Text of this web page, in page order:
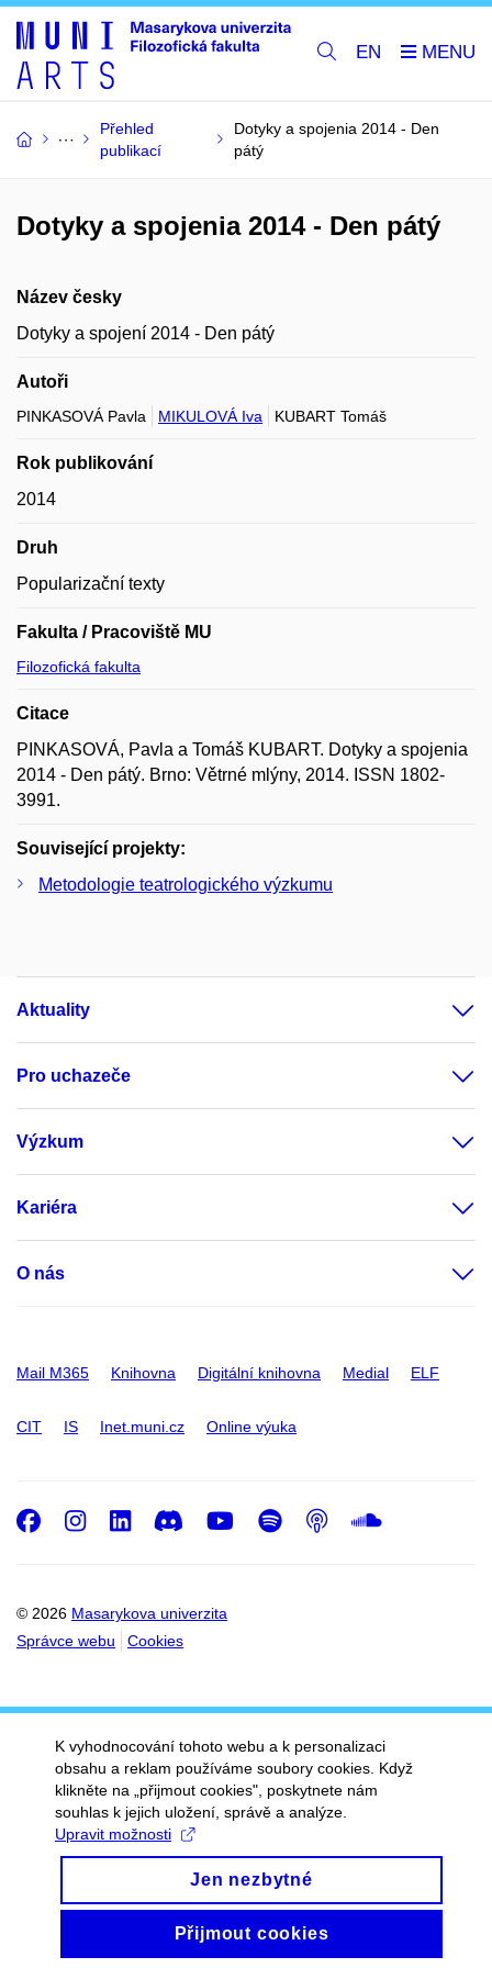
EN
Přehled
publikací
Dotyky a spojenia 2014 - Den
pátý
Dotyky a spojenia 2014 - Den pátý
Název česky
Dotyky a spojení 2014 - Den pátý
Autoři
PINKASOVÁ Pavla MIKULOVÁ Iva KUBART Tomáš
Rok publikování
2014
Druh
Popularizační texty
Fakulta / Pracoviště MU
Filozofická fakulta
Citace
PINKASOVÁ, Pavla a Tomáš KUBART. Dotyky a spojenia
2014 - Den pátý. Brno: Větrné mlýny, 2014. ISSN 1802-
3991.
Související projekty:
Metodologie teatrologického výzkumu
Aktuality
Pro uchazeče
Výzkum
Kariéra
O nás
Mail M365 Knihovna Digitální knihovna Medial ELF
CIT IS Inet.muni.cz Online výuka
© 2026 Masarykova univerzita
Správce webu
Cookies
Facebook
Instagram
LinkedIn
DiscordYoutube
Spotify
Podcast
K vyhodnocování tohoto webu a k personalizaci
obsahu a reklam používáme soubory cookies. Když
klikněte na „přijmout cookies", poskytnete nám
souhlas k jejich uložení, správě a analýze.
Upravit možnosti
Jen nezbytné
Přijmout cookies